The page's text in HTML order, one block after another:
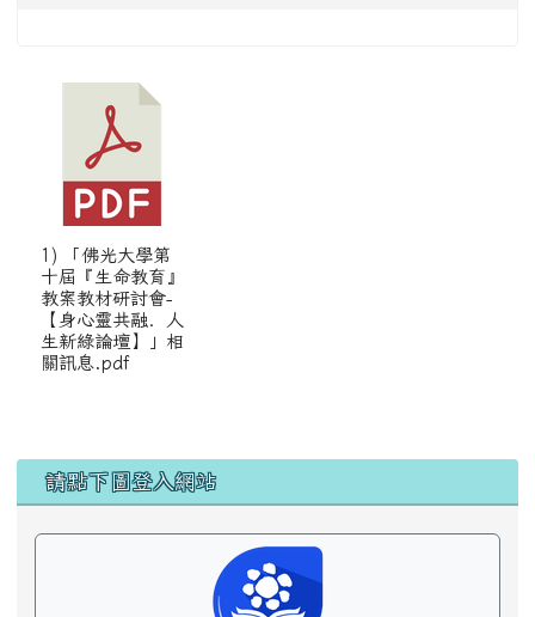
1) 「佛光大學第
十屆『生命教育』
教案教材研討會-
【身心靈共融．人
生新綠論壇】」相
關訊息.pdf
左邊區域內容
請點下圖登入網站